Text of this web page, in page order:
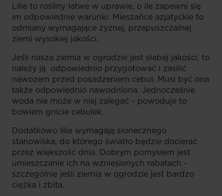
Lilie to rośliny łatwe w uprawie, o ile zapewni się
im odpowiednie warunki. Mieszańce azjatyckie to
odmiany wymagające żyznej, przepuszczalnej
ziemi wysokiej jakości.
Jeśli nasza ziemia w ogrodzie jest słabej jakości, to
należy ją odpowiednio przygotować i zasilić
nawozem przed posadzeniem cebul. Musi być ona
także odpowiednio nawodniona. Jednocześnie
woda nie może w niej zalegać - powoduje to
bowiem gnicie cebulek.
Dodatkowo lilie wymagają słonecznego
stanowiska, do którego światło będzie docierać
przez większość dnia. Dobrym pomysłem jest
umieszczanie ich na wzniesionych rabatach -
szczególnie jeśli ziemia w ogrodzie jest bardzo
ciężka i zbita.